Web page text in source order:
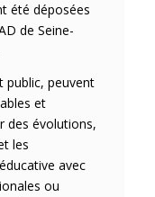
été déposées
de Seine-
public, peuvent
et
des évolutions,
les
avec
ou